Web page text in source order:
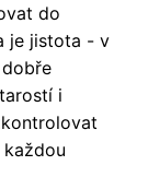
do
je jistota - v
i